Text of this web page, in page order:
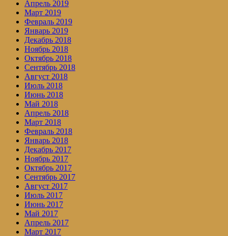
Апрель 2019
Март 2019
Февраль 2019
Январь 2019
Декабрь 2018
Ноябрь 2018
Октябрь 2018
Сентябрь 2018
Август 2018
Июль 2018
Июнь 2018
Май 2018
Апрель 2018
Март 2018
Февраль 2018
Январь 2018
Декабрь 2017
Ноябрь 2017
Октябрь 2017
Сентябрь 2017
Август 2017
Июль 2017
Июнь 2017
Май 2017
Апрель 2017
Март 2017